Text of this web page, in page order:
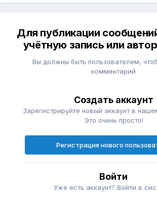
Для публикации
учётную запись или
Вы должны быть пользователем,
комментарий
Создать аккаунт
Зарегистрируйте новый аккаунт в
Это очень просто!
Регистрация нового
Войти
Уже есть аккаунт? Войти в